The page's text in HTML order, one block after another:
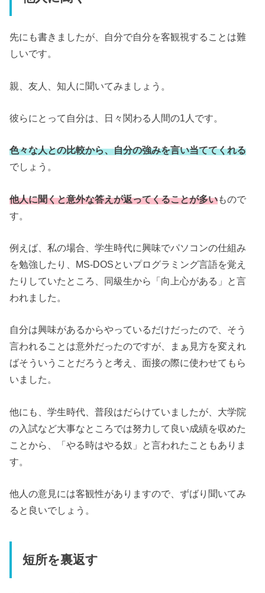
先にも書きましたが、自分で自分を客観視することは難
しいです。
親、友人、知人に聞いてみましょう。
彼らにとって自分は、日々関わる人間の1人です。
色々な人との比較から、自分の強みを言い当ててくれる
でしょう。
他人に聞くと意外な答えが返ってくることが多いもので
す。
例えば、私の場合、学生時代に興味でパソコンの仕組み
を勉強したり、MS-DOSといプログラミング言語を覚え
たりしていたところ、同級生から「向上心がある」と言
われました。
自分は興味があるからやっているだけだったので、そう
言われることは意外だったのですが、まぁ見方を変えれ
ばそういうことだろうと考え、面接の際に使わせてもら
いました。
他にも、学生時代、普段はだらけていましたが、大学院
の入試など大事なところでは努力して良い成績を収めた
ことから、「やる時はやる奴」と言われたこともありま
す。
他人の意見には客観性がありますので、ずばり聞いてみ
ると良いでしょう。
短所を裏返す